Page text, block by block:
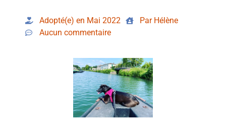
Adopté(e) en Mai 2022
Par Hélène
Aucun commentaire